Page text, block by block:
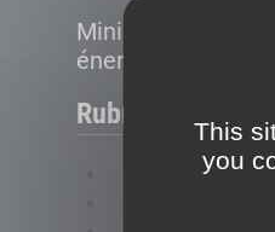
This
you
Ministère de la
énergétique
Rubriques